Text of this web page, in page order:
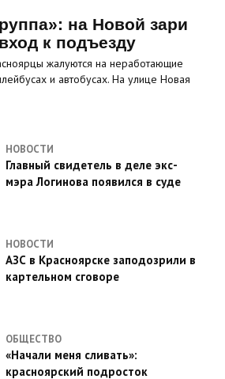
на Новой зари
к подъезду
жалуются на неработающие
и автобусах. На улице Новая
НОВОСТИ
Главный свидетель в деле экс-
мэра Логинова появился в суде
НОВОСТИ
АЗС в Красноярске заподозрили в
картельном сговоре
ОБЩЕСТВО
«Начали меня сливать»:
красноярский подросток